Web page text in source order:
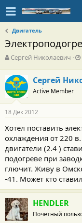
Двигатель
А
т
о
р
т
е
м
ы
Сергей Николаевич
Сергей
Active Member
18 Дек 2012
Хотел поставить
охлаждения от 220
двигатели (2.4 )
подогреве при
глючит. Живу в
-41. Может кто
HENDLER
Почетный